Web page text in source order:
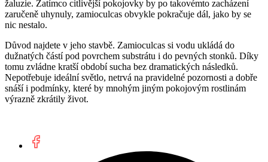
žaluzie. Zatímco citlivější pokojovky by po takovémto zacházení
zaručeně uhynuly, zamioculcas obvykle pokračuje dál, jako by se
nic nestalo.
Důvod najdete v jeho stavbě. Zamioculcas si vodu ukládá do
dužnatých částí pod povrchem substrátu i do pevných stonků. Díky
tomu zvládne kratší období sucha bez dramatických následků.
Nepotřebuje ideální světlo, netrvá na pravidelné pozornosti a dobře
snáší i podmínky, které by mnohým jiným pokojovým rostlinám
výrazně zkrátily život.